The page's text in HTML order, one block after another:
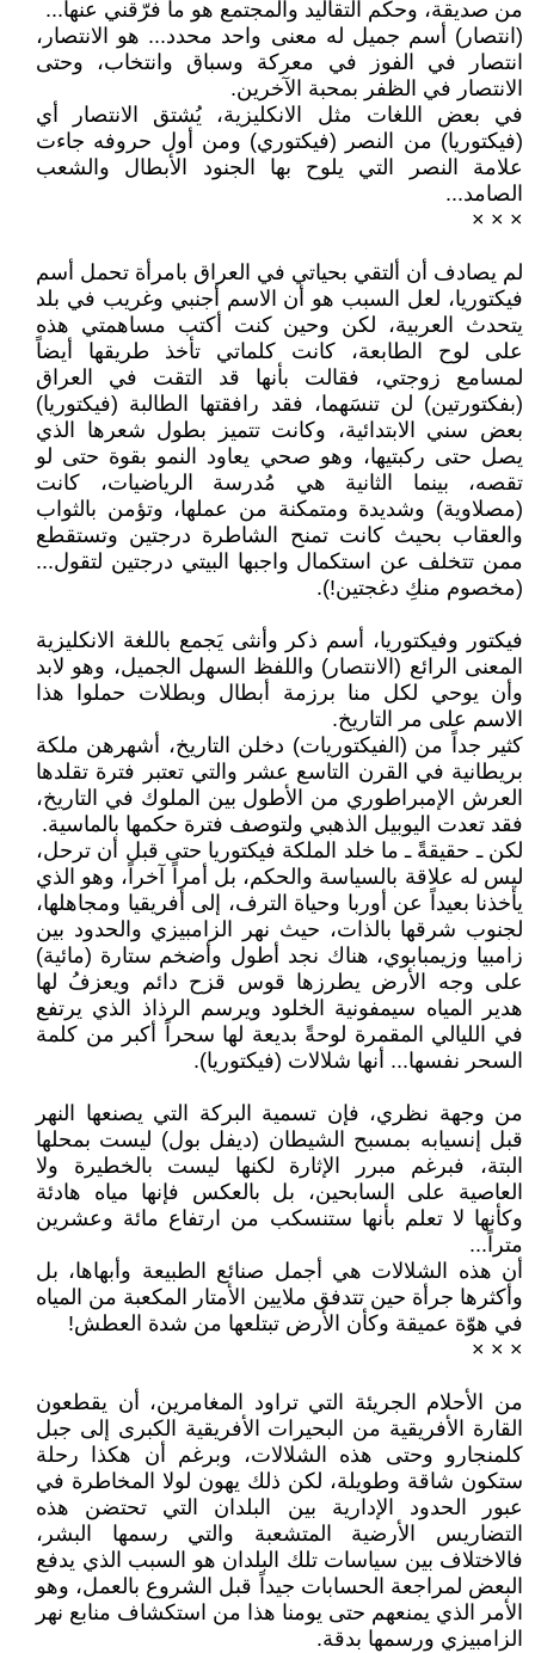
من صديقة، وحكم التقاليد والمجتمع هو ما فرّقني عنها...
(انتصار) أسم جميل له معنى واحد محدد... هو الانتصار،
انتصار في الفوز في معركة وسباق وانتخاب، وحتى
الانتصار في الظفر بمحبة الآخرين.
في بعض اللغات مثل الانكليزية، يُشتق الانتصار أي
(فيكتوريا) من النصر (فيكتوري) ومن أول حروفه جاءت
علامة النصر التي يلوح بها الجنود الأبطال والشعب
الصامد...
× × ×
لم يصادف أن ألتقي بحياتي في العراق بامرأة تحمل أسم
فيكتوريا، لعل السبب هو أن الاسم أجنبي وغريب في بلد
يتحدث العربية، لكن وحين كنت أكتب مساهمتي هذه
على لوح الطابعة، كانت كلماتي تأخذ طريقها أيضاً
لمسامع زوجتي، فقالت بأنها قد التقت في العراق
(بفكتورتين) لن تنسَهما، فقد رافقتها الطالبة (فيكتوريا)
بعض سني الابتدائية، وكانت تتميز بطول شعرها الذي
يصل حتى ركبتيها، وهو صحي يعاود النمو بقوة حتى لو
تقصه، بينما الثانية هي مُدرسة الرياضيات، كانت
(مصلاوية) وشديدة ومتمكنة من عملها، وتؤمن بالثواب
والعقاب بحيث كانت تمنح الشاطرة درجتين وتستقطع
ممن تتخلف عن استكمال واجبها البيتي درجتين لتقول...
(مخصوم منكِ دغجتين!).
فيكتور وفيكتوريا، أسم ذكر وأنثى يَجمع باللغة الانكليزية
المعنى الرائع (الانتصار) واللفظ السهل الجميل، وهو لابد
وأن يوحي لكل منا برزمة أبطال وبطلات حملوا هذا
الاسم على مر التاريخ.
كثير جداً من (الفيكتوريات) دخلن التاريخ، أشهرهن ملكة
بريطانية في القرن التاسع عشر والتي تعتبر فترة تقلدها
العرش الإمبراطوري من الأطول بين الملوك في التاريخ،
فقد تعدت اليوبيل الذهبي ولتوصف فترة حكمها بالماسية.
لكن ـ حقيقةً ـ ما خلد الملكة فيكتوريا حتى قبل أن ترحل،
ليس له علاقة بالسياسة والحكم، بل أمراً آخراً، وهو الذي
يأخذنا بعيداً عن أوربا وحياة الترف، إلى أفريقيا ومجاهلها،
لجنوب شرقها بالذات، حيث نهر الزامبيزي والحدود بين
زامبيا وزيمبابوي، هناك نجد أطول وأضخم ستارة (مائية)
على وجه الأرض يطرزها قوس قزح دائم ويعزفُ لها
هدير المياه سيمفونية الخلود ويرسم الرذاذ الذي يرتفع
في الليالي المقمرة لوحةً بديعة لها سحراً أكبر من كلمة
السحر نفسها... أنها شلالات (فيكتوريا).
من وجهة نظري، فإن تسمية البركة التي يصنعها النهر
قبل إنسيابه بمسبح الشيطان (ديفل بول) ليست بمحلها
البتة، فبرغم مبرر الإثارة لكنها ليست بالخطيرة ولا
العاصية على السابحين، بل بالعكس فإنها مياه هادئة
وكأنها لا تعلم بأنها ستنسكب من ارتفاع مائة وعشرين
متراً...
أن هذه الشلالات هي أجمل صنائع الطبيعة وأبهاها، بل
وأكثرها جرأة حين تتدفق ملايين الأمتار المكعبة من المياه
في هوّة عميقة وكأن الأرض تبتلعها من شدة العطش!
× × ×
من الأحلام الجريئة التي تراود المغامرين، أن يقطعون
القارة الأفريقية من البحيرات الأفريقية الكبرى إلى جبل
كلمنجارو وحتى هذه الشلالات، وبرغم أن هكذا رحلة
ستكون شاقة وطويلة، لكن ذلك يهون لولا المخاطرة في
عبور الحدود الإدارية بين البلدان التي تحتضن هذه
التضاريس الأرضية المتشعبة والتي رسمها البشر،
فالاختلاف بين سياسات تلك البلدان هو السبب الذي يدفع
البعض لمراجعة الحسابات جيداً قبل الشروع بالعمل، وهو
الأمر الذي يمنعهم حتى يومنا هذا من استكشاف منابع نهر
الزامبيزي ورسمها بدقة.